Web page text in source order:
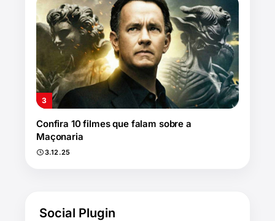
Confira 10 filmes que falam sobre a
Maçonaria
3.12.25
Social Plugin